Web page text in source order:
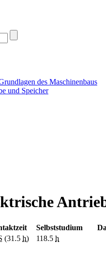
des Maschinenbaus
und Speicher
Selbststudium
(31.5 h) 118.5 h